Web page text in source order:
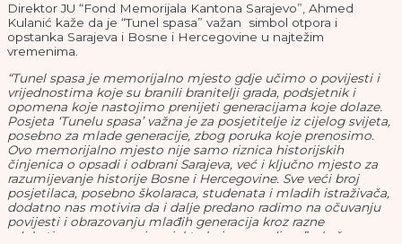
Direktor JU “Fond Memorijala Kantona Sarajevo”, Ahmed
Kulanić kaže da je “Tunel spasa” važan simbol otpora i
opstanka Sarajeva i Bosne i Hercegovine u najtežim
vremenima.
“Tunel spasa je memorijalno mjesto gdje učimo o povijesti i
vrijednostima koje su branili branitelji grada, podsjetnik i
opomena koje nastojimo prenijeti generacijama koje dolaze.
Posjeta ‘Tunelu spasa’ važna je za posjetitelje iz cijelog svijeta,
posebno za mlade generacije, zbog poruka koje prenosimo.
Ovo memorijalno mjesto nije samo riznica historijskih
činjenica o opsadi i odbrani Sarajeva, već i ključno mjesto za
razumijevanje historije Bosne i Hercegovine. Sve veći broj
posjetilaca, posebno školaraca, studenata i mladih istraživača,
dodatno nas motivira da i dalje predano radimo na očuvanju
povijesti i obrazovanju mlađih generacija kroz razne
edukativne programe i projekte koje provodimo” – kaže